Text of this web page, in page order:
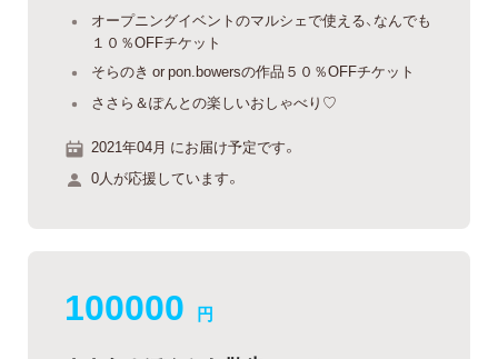
オープニングイベントのマルシェで使える、なんでも
１０％OFFチケット
そらのき or pon.bowersの作品５０％OFFチケット
ささら＆ぽんとの楽しいおしゃべり♡
2021年04月 にお届け予定です。
0人が応援しています。
100000 円